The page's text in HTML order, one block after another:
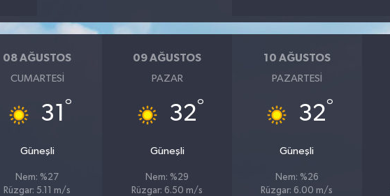
08 AĞUSTOS
CUMARTESI
31 °
Güneşli
Nem: %27
Rüzgar: 5.11 m/s
09 AĞUSTOS
PAZAR
32°
Güneşli
Nem: %29
Rüzgar: 6.50 m/s
10 AĞUSTOS
PAZARTESI
32°
Güneşli
Nem: %26
Rüzgar: 6.00 m/s